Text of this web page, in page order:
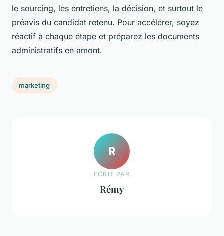
le sourcing, les entretiens, la décision, et surtout le
préavis du candidat retenu. Pour accélérer, soyez
réactif à chaque étape et préparez les documents
administratifs en amont.
marketing
R
ECRIT PAR
Rémy